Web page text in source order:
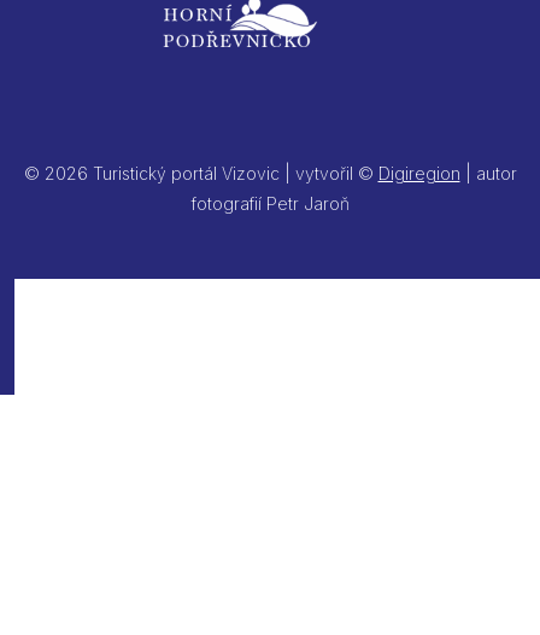
© 2026 Turistický portál Vizovic | vytvořil © Digiregion | autor
fotografií Petr Jaroň